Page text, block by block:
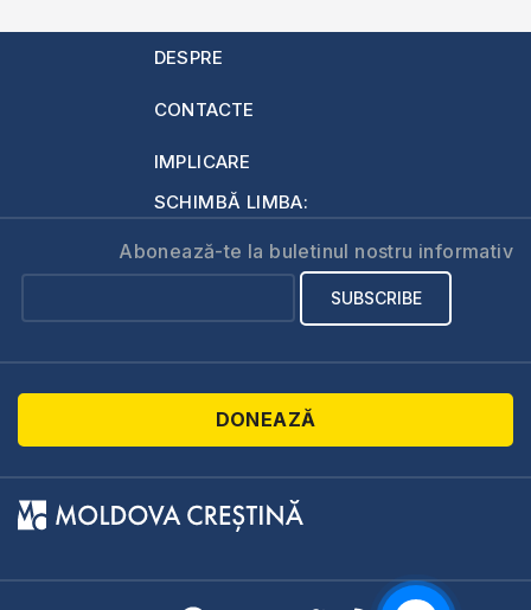
DESPRE
CONTACTE
IMPLICARE
SCHIMBĂ LIMBA:
Abonează-te la buletinul nostru informativ
DONEAZĂ